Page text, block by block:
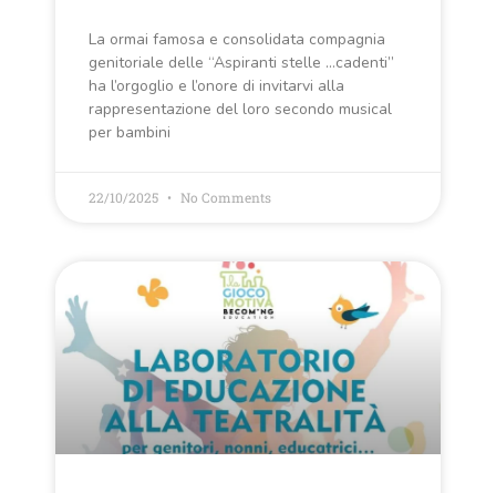
La ormai famosa e consolidata compagnia
genitoriale delle “Aspiranti stelle …cadenti”
ha l’orgoglio e l’onore di invitarvi alla
rappresentazione del loro secondo musical
per bambini
22/10/2025 No Comments